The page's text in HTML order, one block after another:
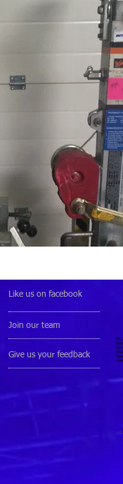
Like us on facebook
Join our team
Give us your feedback